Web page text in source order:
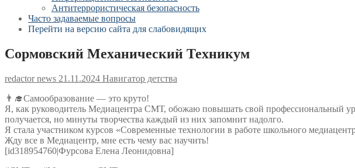
Антитеррористическая безопасность
Часто задаваемые вопросы
Перейти на версию сайта для слабовидящих
Сормовский Механический Техникум
redactor news 21.11.2024 Навигатор детства
👨‍🎓Самообразование — это круто!
Я, как руководитель Медиацентра СМТ, обожаю повышать свой профессиональный
получается, но минуты творчества каждый из них запомнит надолго.
Я стала участником курсов «Современные технологии в работе школьного
Жду все в Медиацентр, мне есть чему вас научить!
[id318954760|Фурсова Елена Леонидовна]